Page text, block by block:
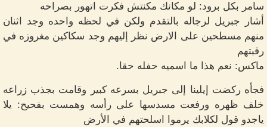
سامر بكل برود: لو مكانك مكنتش فكرت اتهور بصراحه
أشار جبريل لرجاله بالتقدم ولكن في لحظه واحده وجد اثنان
منهم مسطحين على الارض نظر إليهم وجد سكاكين مغروزه في
رقبتهم
ماكس: نعم هذا ما اسميه حفله حقا.
فجأه ركضت إيلينا إلى جبريل بسرعه كبير وقامت بجذب زراعه
خلف ظهره ورفعت مسدسها على رأسه وهمست بفحيح: يلا
ياجدو قول لكلابك يرموا اسلحتهم في الأرض